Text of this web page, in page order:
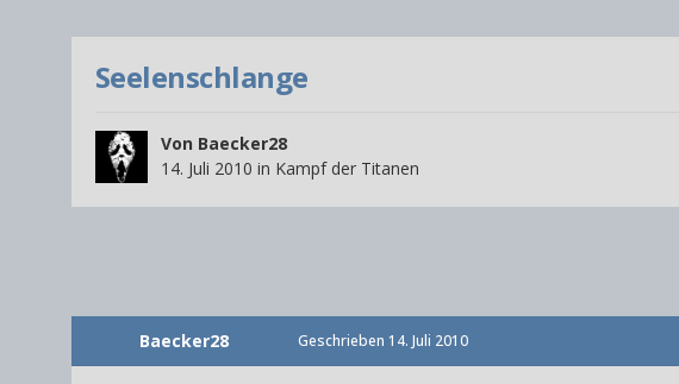
Seelenschlange
Von Baecker28
14. Juli 2010 in Kampf der Titanen
Baecker28 Geschrieben 14. Juli 2010